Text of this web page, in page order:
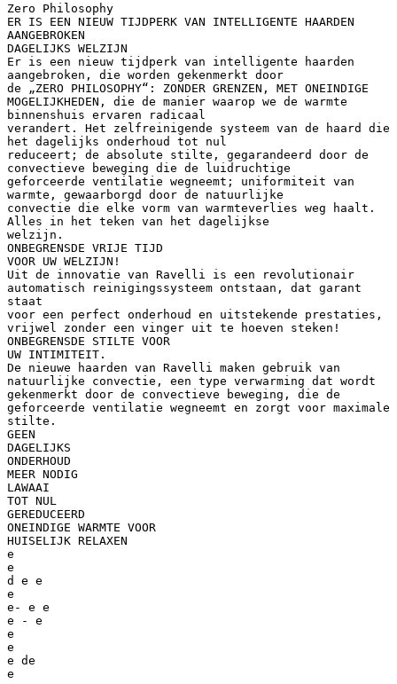
Zero Philosophy
ER IS EEN NIEUW TIJDPERK VAN INTELLIGENTE HAARDEN
AANGEBROKEN
DAGELIJKS WELZIJN
Er is een nieuw tijdperk van intelligente haarden
aangebroken, die worden gekenmerkt door
de „ZERO PHILOSOPHY“: ZONDER GRENZEN, MET ONEINDIGE
MOGELIJKHEDEN, die de manier waarop we de warmte
binnenshuis ervaren radicaal
verandert. Het zelfreinigende systeem van de haard die
het dagelijks onderhoud tot nul
reduceert; de absolute stilte, gegarandeerd door de
convectieve beweging die de luidruchtige
geforceerde ventilatie wegneemt; uniformiteit van
warmte, gewaarborgd door de natuurlijke
convectie die elke vorm van warmteverlies weg haalt.
Alles in het teken van het dagelijkse
welzijn.
ONBEGRENSDE VRIJE TIJD
VOOR UW WELZIJN!
Uit de innovatie van Ravelli is een revolutionair
automatisch reinigingssysteem ontstaan, dat garant
staat
voor een perfect onderhoud en uitstekende prestaties,
vrijwel zonder een vinger uit te hoeven steken!
ONBEGRENSDE STILTE VOOR
UW INTIMITEIT.
De nieuwe haarden van Ravelli maken gebruik van
natuurlijke convectie, een type verwarming dat wordt
gekenmerkt door de convectieve beweging, die de
geforceerde ventilatie wegneemt en zorgt voor maximale
stilte.
GEEN
DAGELIJKS
ONDERHOUD
MEER NODIG
LAWAAI
TOT NUL
GEREDUCEERD
ONEINDIGE WARMTE VOOR
HUISELIJK RELAXEN
e
e
d e e
e
e- e e
e - e
e
e
e de
e